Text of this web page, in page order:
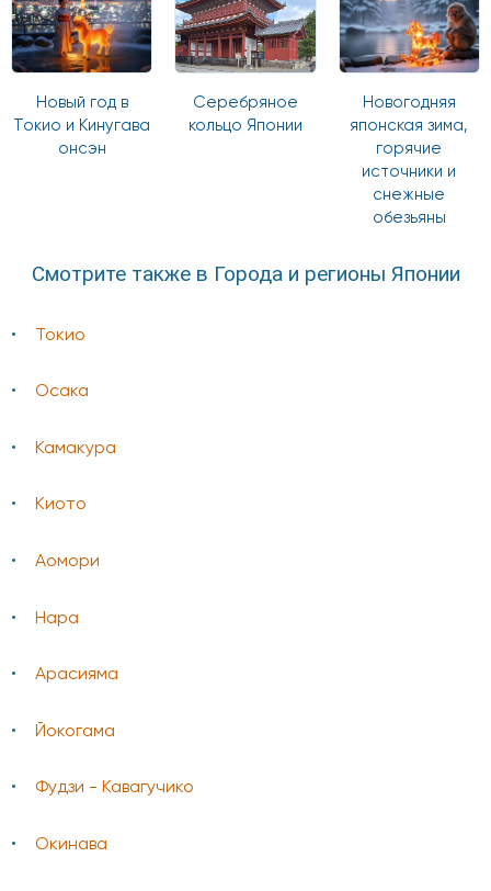
Новый год в
Токио и Кинугава
онсэн
Серебряное
кольцо Японии
Новогодняя
японская зима,
горячие
источники и
снежные
обезьяны
Смотрите также в Города и регионы Японии
Токио
Осака
Камакура
Киото
Аомори
Нара
Арасияма
Йокогама
Фудзи - Кавагучико
Окинава